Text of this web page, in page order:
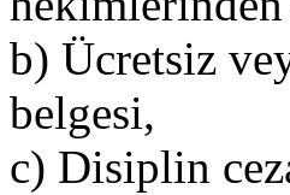
b) Ücretsiz
belgesi,
c) Disiplin